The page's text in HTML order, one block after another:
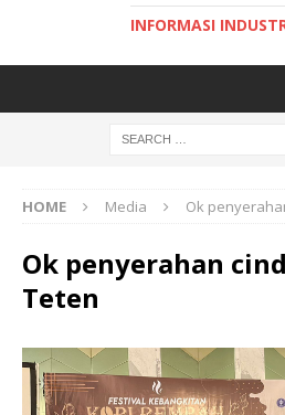
INFORMASI
HOME Media Ok
Ok penyerahan
Teten